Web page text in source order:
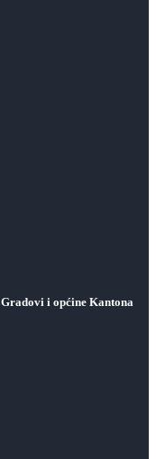
Gradovi i općine Kantona